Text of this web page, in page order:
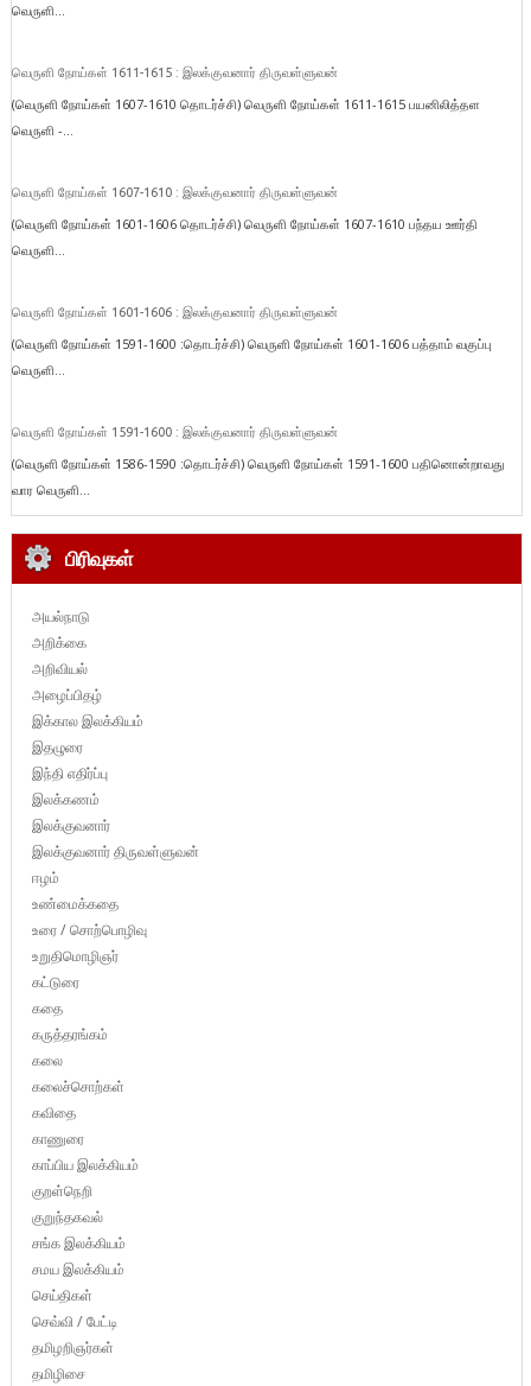
வெருளி...
வெருளி நோய்கள் 1611-1615 : இலக்குவனார் திருவள்ளுவன்
(வெருளி நோய்கள் 1607-1610 தொடர்ச்சி) வெருளி நோய்கள் 1611-1615 பயனிலித்தள
வெருளி -...
வெருளி நோய்கள் 1607-1610 : இலக்குவனார் திருவள்ளுவன்
(வெருளி நோய்கள் 1601-1606 தொடர்ச்சி) வெருளி நோய்கள் 1607-1610 பந்தய ஊர்தி
வெருளி...
வெருளி நோய்கள் 1601-1606 : இலக்குவனார் திருவள்ளுவன்
(வெருளி நோய்கள் 1591-1600 :தொடர்ச்சி) வெருளி நோய்கள் 1601-1606 பத்தாம் வகுப்பு
வெருளி...
வெருளி நோய்கள் 1591-1600 : இலக்குவனார் திருவள்ளுவன்
(வெருளி நோய்கள் 1586-1590 :தொடர்ச்சி) வெருளி நோய்கள் 1591-1600 பதினொன்றாவது
வார வெருளி...
பிரிவுகள்
அயல்நாடு
அறிக்கை
அறிவியல்
அழைப்பிதழ்
இக்கால இலக்கியம்
இதழுரை
இந்தி எதிர்ப்பு
இலக்கணம்
இலக்குவனார்
இலக்குவனார் திருவள்ளுவன்
ஈழம்
உண்மைக்கதை
உரை / சொற்பொழிவு
உறுதிமொழிஞர்
கட்டுரை
கதை
கருத்தரங்கம்
கலை
கலைச்சொற்கள்
கவிதை
காணுரை
காப்பிய இலக்கியம்
குறள்நெறி
குறுந்தகவல்
சங்க இலக்கியம்
சமய இலக்கியம்
செய்திகள்
செவ்வி / பேட்டி
தமிழறிஞர்கள்
தமிழிசை